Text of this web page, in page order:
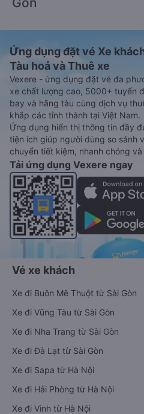
Ứng dụng đặt vé Xe
Tàu hoả và Thuê xe
Vexere - ứng dụng đặt vé đa
xe chất lượng cao, 5000+ tuyến
bay và hãng tàu cùng dịch vụ
khắp các tỉnh thành tại Việt Nam.
Ứng dụng hiển thị thông tin đầy
tiện ích giúp người dùng so sánh
chuyển tiết kiệm, nhanh chóng
Tải ứng dụng Vexere ngay
Vé xe khách
Xe đi Buôn Mê Thuột từ Sài Gòn
Xe đi Vũng Tàu từ Sài Gòn
Xe đi Nha Trang từ Sài Gòn
Xe đi Đà Lạt từ Sài Gòn
Xe đi Sapa từ Hà Nội
Xe đi Hải Phòng từ Hà Nội
Xe đi Vinh từ Hà Nội